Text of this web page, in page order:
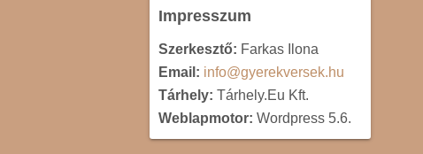
Impresszum
Szerkesztő: Farkas Ilona
Email: info@gyerekversek.hu
Tárhely: Tárhely.Eu Kft.
Weblapmotor: Wordpress 5.6.